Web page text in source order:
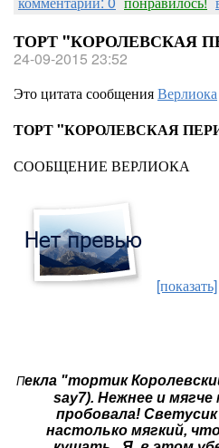
ТОРТ "КОРОЛЕВСКАЯ
24-09-2015 23:52
Это цитата сообщенияВерлиока
ТОРТ "КОРОЛЕВСКАЯ
СООБЩЕНИЕ ВЕРЛИОКА
[показать]
Пекла "тортик
say7). Нежнее и
пробовала!
настолько мягкий,